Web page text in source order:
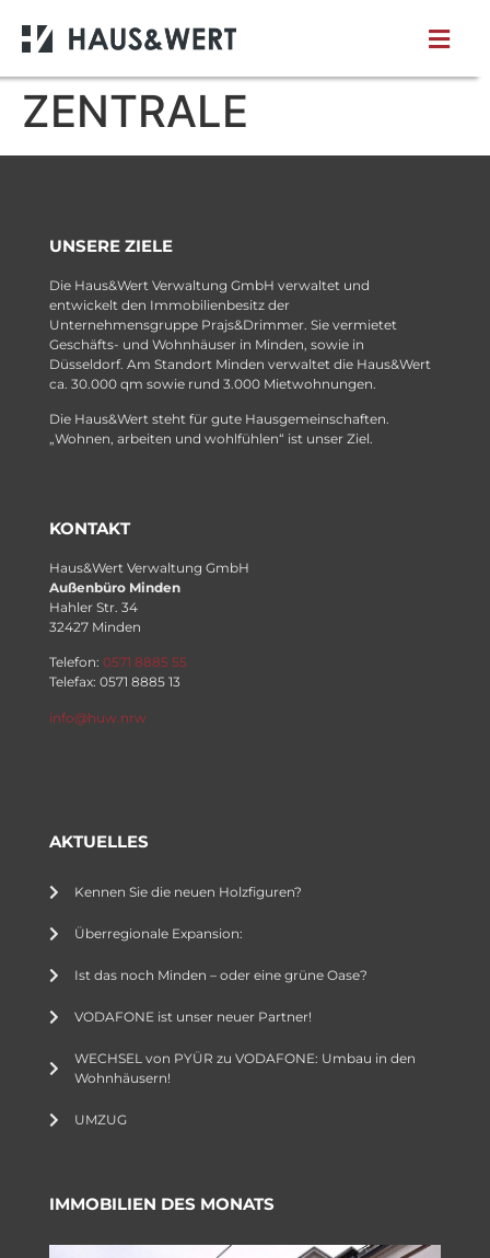
ZENTRALE
UNSERE ZIELE
Die Haus&Wert Verwaltung GmbH verwaltet und
entwickelt den Immobilienbesitz der
Unternehmensgruppe Prajs&Drimmer. Sie vermietet
Geschäfts- und Wohnhäuser in Minden, sowie in
Düsseldorf. Am Standort Minden verwaltet die Haus&Wert
ca. 30.000 qm sowie rund 3.000 Mietwohnungen.
Die Haus&Wert steht für gute Hausgemeinschaften.
„Wohnen, arbeiten und wohlfühlen“ ist unser Ziel.
KONTAKT
Haus&Wert Verwaltung GmbH
Außenbüro Minden
Hahler Str. 34
32427 Minden
Telefon: 0571 8885 55
Telefax: 0571 8885 13
info@huw.nrw
AKTUELLES
Kennen Sie die neuen Holzfiguren?
Überregionale Expansion:
Ist das noch Minden – oder eine grüne Oase?
VODAFONE ist unser neuer Partner!
WECHSEL von PYÜR zu VODAFONE: Umbau in den
Wohnhäusern!
UMZUG
IMMOBILIEN DES MONATS